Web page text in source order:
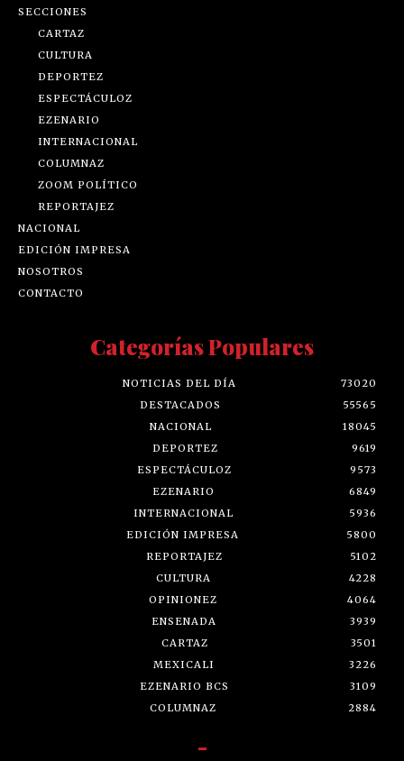
SECCIONES
CARTAZ
CULTURA
DEPORTEZ
ESPECTÁCULOZ
EZENARIO
INTERNACIONAL
COLUMNAZ
ZOOM POLÍTICO
REPORTAJEZ
NACIONAL
EDICIÓN IMPRESA
NOSOTROS
CONTACTO
Categorías Populares
NOTICIAS DEL DÍA
73020
DESTACADOS
55565
NACIONAL
18045
DEPORTEZ
9619
ESPECTÁCULOZ
9573
EZENARIO
6849
INTERNACIONAL
5936
EDICIÓN IMPRESA
5800
REPORTAJEZ
5102
CULTURA
4228
OPINIONEZ
4064
ENSENADA
3939
CARTAZ
3501
MEXICALI
3226
EZENARIO BCS
3109
COLUMNAZ
2884
-